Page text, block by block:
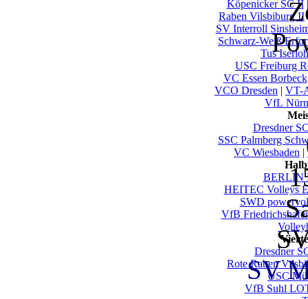
Köpenicker SC II
Raben Vilsbiburg II
SV Interroll
Schwarz-Weiß
Tus
USC Freiburg
VC Essen Borbeck
VCO Dresden | VT-
VfL
Dresdner
SSC Palmberg
VC Wiesbaden |
BERLIN
HEITEC Volleys
SWD
VfB
Dresdner
Rote Raben
USC
VfB Suhl
SV